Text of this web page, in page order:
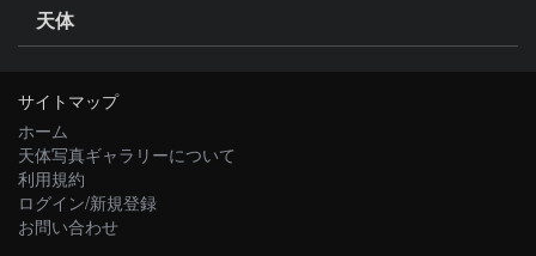
天体
サイトマップ
ホーム
天体写真ギャラリーについて
利用規約
ログイン/新規登録
お問い合わせ